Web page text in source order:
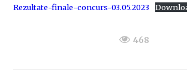
Rezultate-finale-concurs-03.05.2023
468